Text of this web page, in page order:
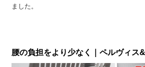
ました。
腰の負担をより少なく｜ペルヴィス